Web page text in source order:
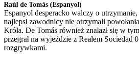
Raúl de Tomás (Espanyol)
Espanyol desperacko walczy o utrzymanie,
najlepsi zawodnicy nie otrzymali
Króla. De Tomás również znalazł się w
przegrał na wyjeździe z Realem Sociedad
rozgrywkami.